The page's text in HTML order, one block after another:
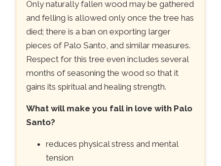
Only naturally fallen wood may be gathered
and felling is allowed only once the tree has
died; there is a ban on exporting larger
pieces of Palo Santo, and similar measures.
Respect for this tree even includes several
months of seasoning the wood so that it
gains its spiritual and healing strength.
What will make you fall in love with Palo
Santo?
reduces physical stress and mental
tension